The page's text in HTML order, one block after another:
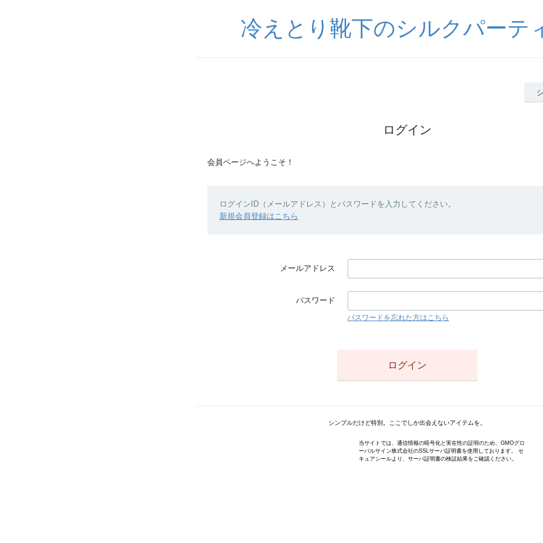
冷えとり靴下のシルクパーテ
ログイン
会員ページへようこそ！
ログインID（メールアドレス）とパスワードを入力してください。
新規会員登録はこちら
メールアドレス
パスワード
パスワードを忘れた方はこちら
シンプルだけど特別。ここでしか出会えないアイテムを。
当サイトでは、通信情報の暗号化と実在性の証明のため、GMOグロ
ーバルサイン株式会社のSSLサーバ証明書を使用しております。 セ
キュアシールより、サーバ証明書の検証結果をご確認ください。